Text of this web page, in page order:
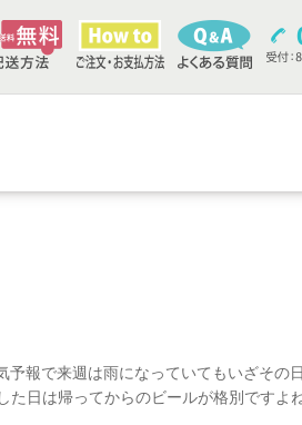
予報で来週は雨になっていてもいざその
日は帰ってからのビールが格別ですよ